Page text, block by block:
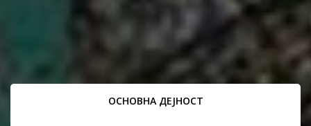
ОСНОВНА ДЕЈНОСТ